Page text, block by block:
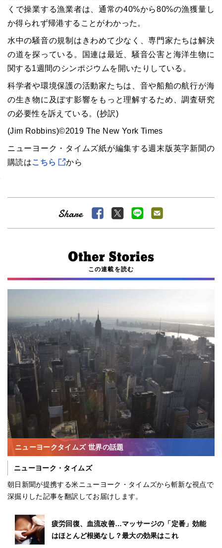
くで操業する漁業者は、通常の40%から80%の漁獲量し
か得られず帰港することがわかった。
水中の騒音の規制はきわめて少なく、専門家たちは解決
の道を探っている。国連は最近、騒音公害と海洋生物に
関する1週間のシンポジウムを開いたりしている。
科学者や環境保護の活動家たちは、音や船舶の航行が海
の生き物に及ぼす影響をもっと理解するため、調査研究
の必要性を訴えている。(抄訳)
(Jim Robbins)©2019 The New York Times
ニューヨーク・タイムズ紙が編集する週末版英字新聞の
購読はこちら から
この連載を読む
ニューヨークタイムズ 世界の話題
ニューヨーク・タイムズ
朝日新聞が提携する米ニューヨーク・タイムズから斬新な視点で
深掘りした記事を翻訳してお届けします。
疲労回復、血流改善…マッサージの「定番」効能
はほとんど根拠なし？最大の効果はこれ